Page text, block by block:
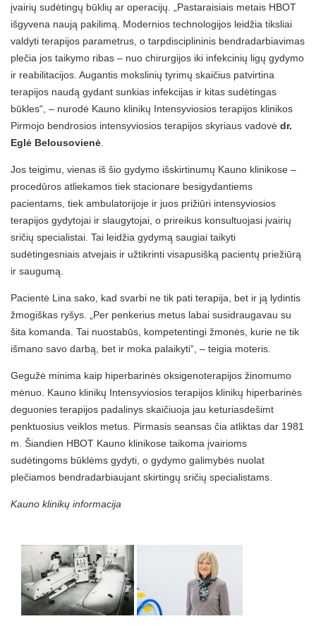
įvairių sudėtingų būklių ar operacijų. „Pastaraisiais metais HBOT
išgyvena naują pakilimą. Modernios technologijos leidžia tiksliai
valdyti terapijos parametrus, o tarpdisciplininis bendradarbiavimas
plečia jos taikymo ribas – nuo chirurgijos iki infekcinių ligų gydymo
ir reabilitacijos. Augantis mokslinių tyrimų skaičius patvirtina
terapijos naudą gydant sunkias infekcijas ir kitas sudėtingas
būkles“, – nurodė Kauno klinikų Intensyviosios terapijos klinikos
Pirmojo bendrosios intensyviosios terapijos skyriaus vadovė dr.
Eglė Belousovienė
Jos teigimu, vienas iš šio gydymo išskirtinumų Kauno klinikose –
procedūros atliekamos tiek stacionare besigydantiems
pacientams, tiek ambulatorijoje ir juos prižiūri intensyviosios
terapijos gydytojai ir slaugytojai, o prireikus konsultuojasi įvairių
sričių specialistai. Tai leidžia gydymą saugiai taikyti
sudėtingesniais atvejais ir užtikrinti visapusišką pacientų priežiūrą
ir saugumą.
Pacientė Lina sako, kad svarbi ne tik pati terapija, bet ir ją lydintis
žmogiškas ryšys. „Per penkerius metus labai susidraugavau su
šita komanda. Tai nuostabūs, kompetentingi žmonės, kurie ne tik
išmano savo darbą, bet ir moka palaikyti“, – teigia moteris.
Gegužė minima kaip hiperbarinės oksigenoterapijos žinomumo
mėnuo. Kauno klinikų Intensyviosios terapijos klinikų hiperbarinės
deguonies terapijos padalinys skaičiuoja jau keturiasdešimt
penktuosius veiklos metus. Pirmasis seansas čia atliktas dar 1981
m. Šiandien HBOT Kauno klinikose taikoma įvairioms
sudėtingoms būklėms gydyti, o gydymo galimybės nuolat
plečiamos bendradarbiaujant skirtingų sričių specialistams.
Kauno klinikų informacija